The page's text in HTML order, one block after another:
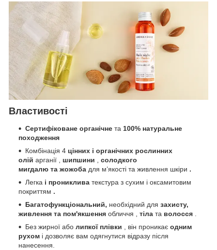
Властивості
Сертифіковане органічне та 100% натуральне
походження
Комбінація 4 цінних і органічних рослинних
олій арганії , шипшини
солодкого
мигдалю та жожоба для м’якості та живлення шкіри .
Легка і прониклива текстура з сухим і оксамитовим
покриттям .
Багатофункціональний, необхідний для захисту,
живлення та пом'якшення обличчя , тіла та волосся
Без жирної або липкої плівки , він проникає одним
рухом і дозволяє вам одягнутися відразу після
нанесення.